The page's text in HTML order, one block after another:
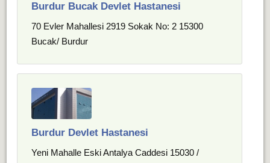
Burdur Bucak Devlet Hastanesi
70 Evler Mahallesi 2919 Sokak No: 2 15300
Bucak/ Burdur
Burdur Devlet Hastanesi
Yeni Mahalle Eski Antalya Caddesi 15030 /